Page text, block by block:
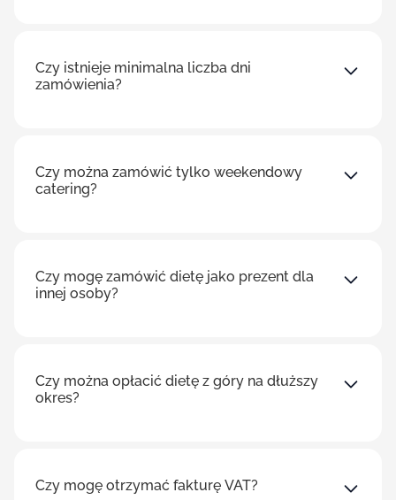
Czy istnieje minimalna liczba dni
zamówienia?
Czy można zamówić tylko weekendowy
catering?
Czy mogę zamówić dietę jako prezent dla
innej osoby?
Czy można opłacić dietę z góry na dłuższy
okres?
Czy mogę otrzymać fakturę VAT?